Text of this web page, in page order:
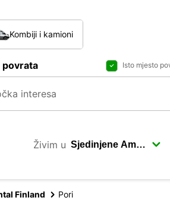
Kombiji i kamioni
povrata Isto mjesto
Živim u
Finland Pori